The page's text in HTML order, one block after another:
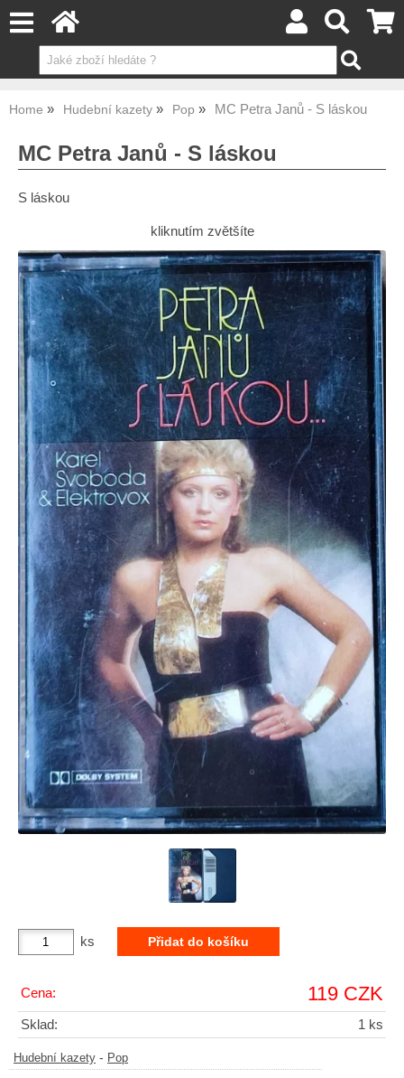
Home Hudební kazety Pop MC Petra Janů - S láskou
MC Petra Janů - S láskou
S láskou
kliknutím zvětšíte
ks
Cena: 119 CZK
Sklad: 1 ks
Hudební kazety - Pop